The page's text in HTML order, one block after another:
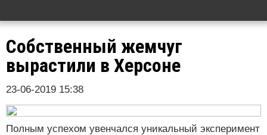
Собственный жемчуг
вырастили в Херсоне
23-06-2019 15:38
Полным успехом увенчался уникальный эксперимент